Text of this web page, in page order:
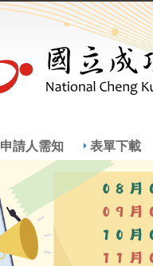
申請人需知 表單下載